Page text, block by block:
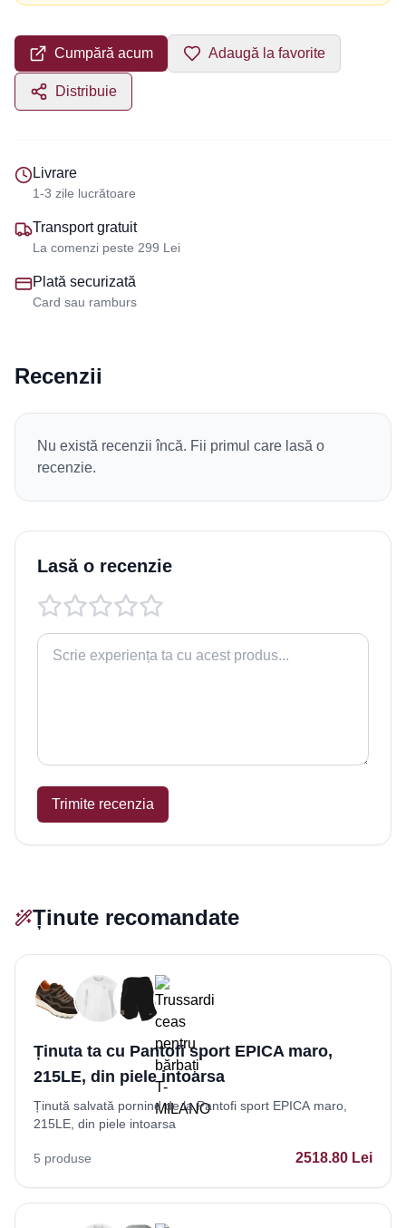
Cumpără acum Adaugă la favorite
Distribuie
Livrare
1-3 zile lucrătoare
Transport gratuit
La comenzi peste 299 Lei
Plată securizată
Card sau ramburs
Recenzii
Nu există recenzii încă. Fii primul care lasă o
recenzie.
Lasă o recenzie
Trimite recenzia
Ținute recomandate
Ținuta ta cu Pantofi sport EPICA maro,
215LE, din piele intoarsa
Ținută salvată pornind de la Pantofi sport EPICA maro,
215LE, din piele intoarsa
5 produse 2518.80 Lei